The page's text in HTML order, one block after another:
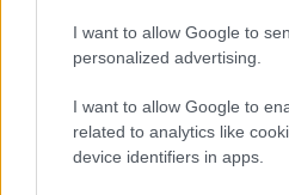
I want to allow Google to
personalized advertising.
I want to allow Google to
related to analytics like
device identifiers in apps.
Már szívesen meglógtam
Tamással
A 13. POSZT
Örkény Színház Peer Gynt
rendezője Ascher Tamás. A
főrendezőjét, a Színház- és